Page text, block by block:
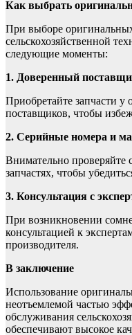
Как выбрать
При выборе
сельскохозяйственной
следующие моменты:
1. Доверенный
Приобретайте запчасти
поставщиков, чтобы
2. Серийные номера и
Внимательно проверяйте
запчастях, чтобы
3. Консультация с
При возникновении
консультацией к
производителя.
В заключение
Использование
неотъемлемой частью
обслуживания
обеспечивают высокое